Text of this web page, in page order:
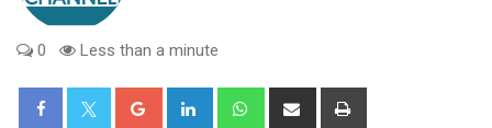
0 Less than a minute
Google+ LinkedIn WhatsappShare